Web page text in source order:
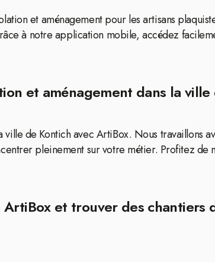
et aménagement pour les artisans
à notre application mobile, accédez
et aménagement dans la
de Kontich avec ArtiBox. Nous travaillons
pleinement sur votre métier. Profitez de
et trouver des chantiers